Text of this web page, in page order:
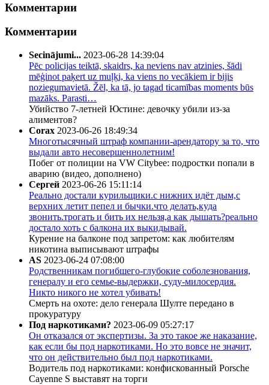
Комментарии
Комментарии
Secinājumi... 2023-06-28 14:39:04
Pēc policijas teiktā, skaidrs, ka neviens nav atzinies, šādi
mēģinot paķert uz muļķi, ka viens no vecākiem ir bijis
noziegumavietā. Žēl, ka tā, jo tagad ticamības moments būs
mazāks. Parasti…
Убийство 7-летней Юстине: девочку убили из-за
алиментов?
Corax 2023-06-26 18:49:34
Многотысячный штраф компании-арендатору за то, что
выдали авто несовершеннолетним!
Побег от полиции на VW Citybee: подростки попали в
аварию (видео, дополнено)
Сергей 2023-06-26 15:11:14
Реально достали курильщики.с нижних идёт дым,с
верхних летит пепел и бычки.что делать,куда
звонить.трогать и бить их нельзя,а как дышать?реально
достало хоть с балкона их выкидывай.
Курение на балконе под запретом: как любителям
никотина выписывают штрафы
AS 2023-06-24 07:08:00
Родственникам погибшего-глубокие соболезнования,
генералу и его семье-выдержки, суду-милосердия.
Никто никого не хотел убивать!
Смерть на охоте: дело генерала Шулте передано в
прокуратуру
Под наркотиками? 2023-06-09 05:27:17
Он отказался от экспертизы. За это такое же наказание,
как если бы под наркотиками. Но это вовсе не значит,
что он действительно был под наркотиками.
Водитель под наркотиками: конфискованный Porsche
Cayenne S выставят на торги